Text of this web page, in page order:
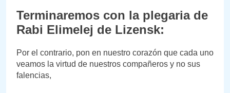
Terminaremos con la plegaria de
Rabi Elimelej de Lizensk:
Por el contrario, pon en nuestro corazón que cada uno
veamos la virtud de nuestros compañeros y no sus
falencias,